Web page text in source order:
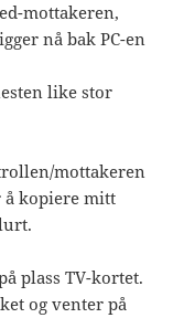
mottakeren,
nå bak PC-en
like stor
mottakeren
å kopiere mitt
plass TV-kortet.
og venter på